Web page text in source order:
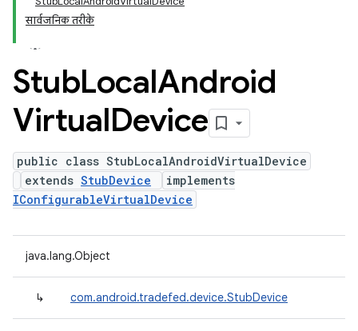
सार्वजनिक तरीके
StubLocalAndroid
VirtualDevice
public class StubLocalAndroidVirtualDevice
extends StubDevice
implements
IConfigurableVirtualDevice
java.lang.Object
↳ com.android.tradefed.device.StubDevice